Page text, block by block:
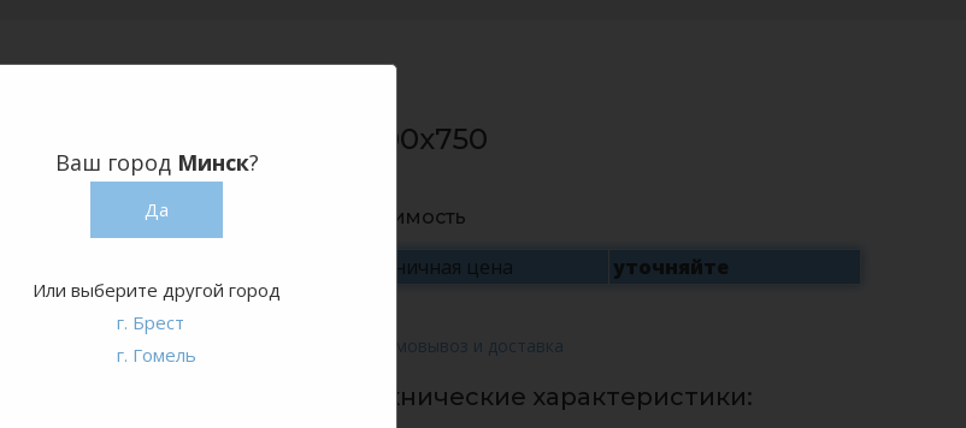
Дельта (рейка) 1200x700x750
Стоимость
Розничная цена уточняйте
Технические характеристики:
Ваш город Минск?
Да
Или выберите другой город
г. Брест
г. Гомель